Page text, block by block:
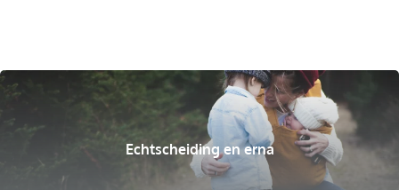
Echtscheiding en erna